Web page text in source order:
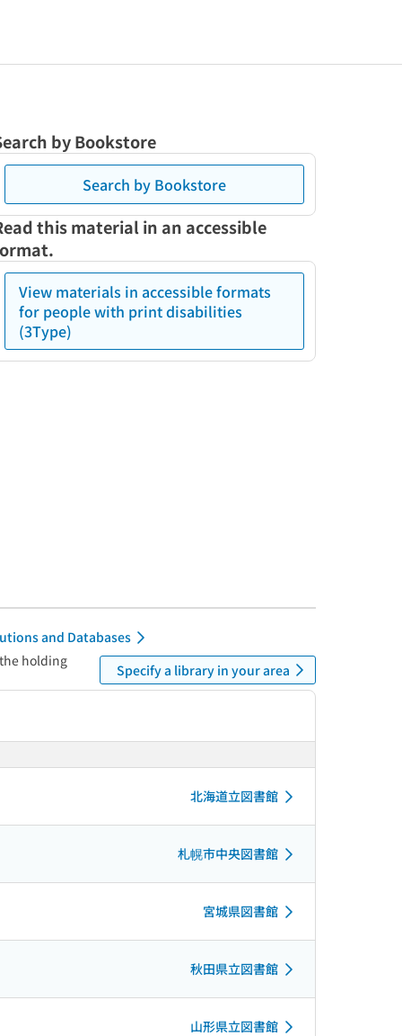
by Bookstore
Search by Bookstore
this material in an accessible
View materials in accessible formats
for people with print disabilities
(3Type)
and Databases
holding
Specify a library in your area
北海道立図書館
札幌市中央図書館
宮城県図書館
秋田県立図書館
山形県立図書館